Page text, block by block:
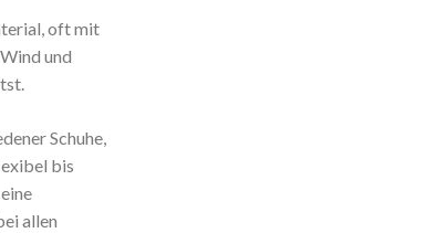
oft mit
und
Schuhe,
bis
allen